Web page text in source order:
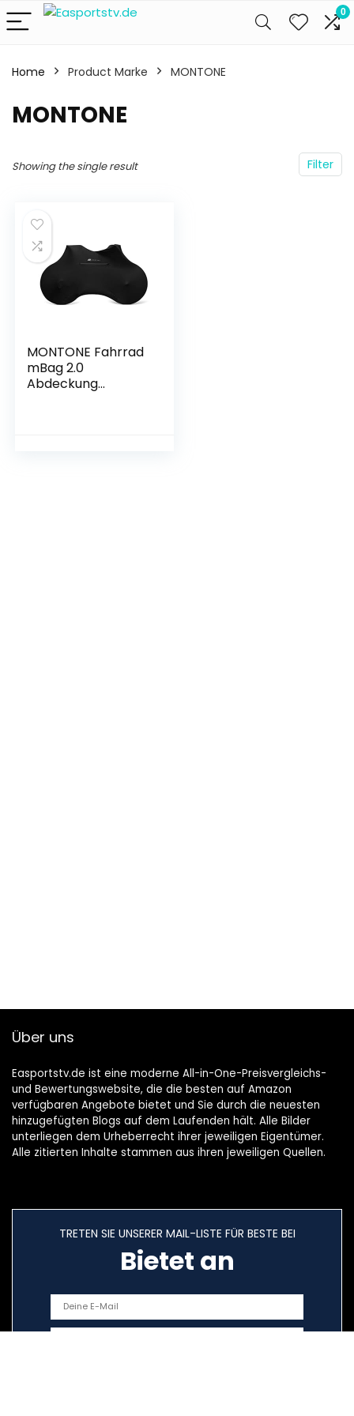
0
Home Product Marke ‎MONTONE
‎MONTONE
Filter
Showing the single result
MONTONE Fahrrad
mBag 2.0
Abdeckung
Über uns
Easportstv.de ist eine moderne All-in-One-Preisvergleichs-
und Bewertungswebsite, die die besten auf Amazon
verfügbaren Angebote bietet und Sie durch die neuesten
hinzugefügten Blogs auf dem Laufenden hält. Alle Bilder
unterliegen dem Urheberrecht ihrer jeweiligen Eigentümer.
Alle zitierten Inhalte stammen aus ihren jeweiligen Quellen.
TRETEN SIE UNSERER MAIL-LISTE FÜR BESTE BEI
Bietet an